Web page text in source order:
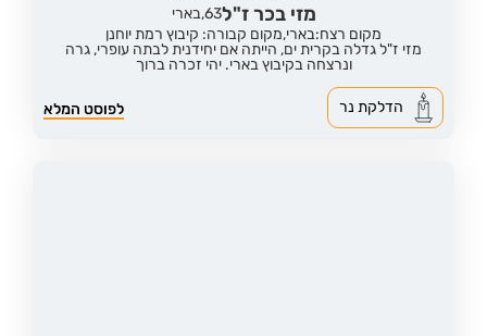
מזי בכר ז"ל63,בארי
מקום רצח:בארי,מקום קבורה: קיבוץ רמת יוחנן
מזי ז"ל גדלה בקרית ים, הייתה אם יחידנית לבתה עופרי, גרה
ונרצחה בקיבוץ בארי. יהי זכרה ברוך
לפוסט המלא הדלקת נר